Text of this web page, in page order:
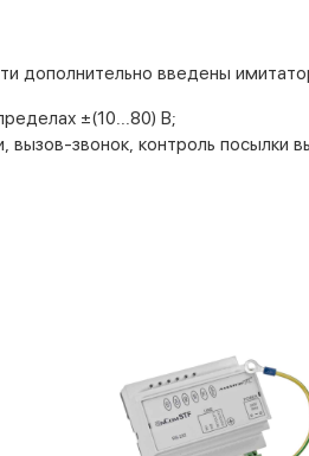
дополнительно введены
±(10...80) В;
вызов-звонок, контроль посылки